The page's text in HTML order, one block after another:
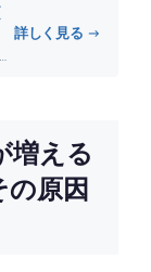
せ）について詳しく解説します。
詳しく見る →
増える
の原因